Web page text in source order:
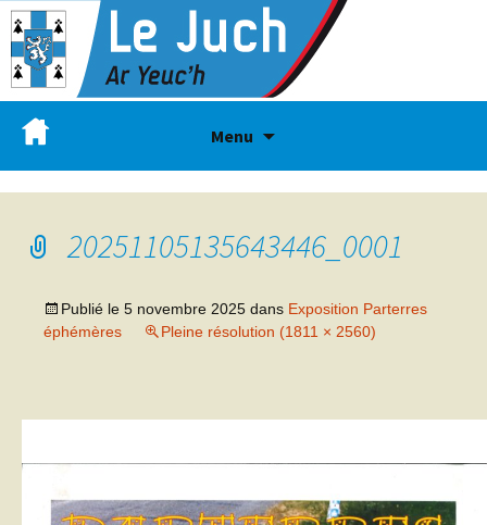
Menu
20251105135643446_0001
Publié le 5 novembre 2025 dans Exposition Parterres
éphémères
Pleine résolution (1811 × 2560)